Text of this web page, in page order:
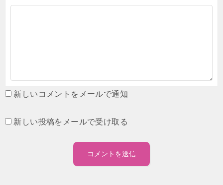
新しいコメントをメールで通知
新しい投稿をメールで受け取る